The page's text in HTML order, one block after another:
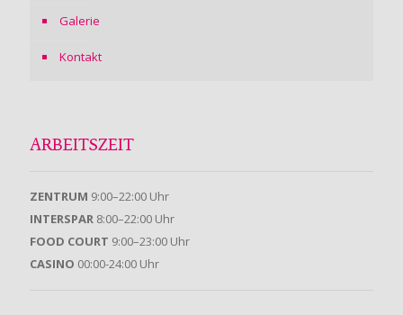
Galerie
Kontakt
ARBEITSZEIT
ZENTRUM 9:00–22:00 Uhr
INTERSPAR 8:00–22:00 Uhr
FOOD COURT 9:00–23:00 Uhr
CASINO 00:00-24:00 Uhr